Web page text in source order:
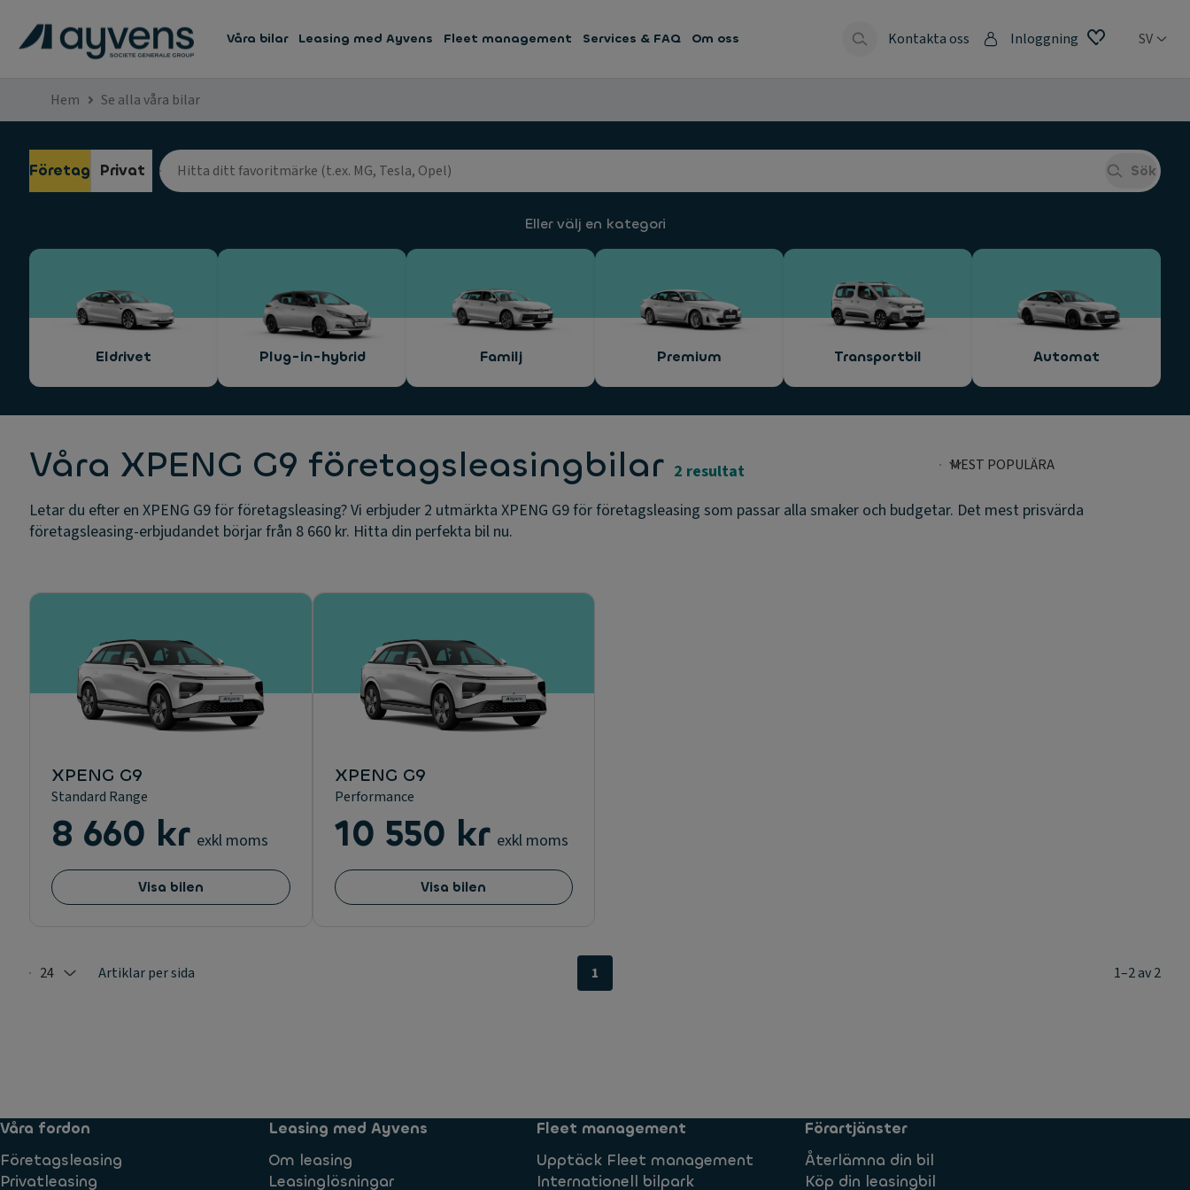
Våra bilar Leasing med Ayvens Fleet management Services & FAQ Om oss Kontakta oss Inloggning SV
Hem Se alla våra bilar
Företag Privat Sök
Eller välj en kategori
Eldrivet Plug-in-hybrid Familj Premium Transportbil Automat
Våra XPENG G9 företagsleasingbilar 2 resultat
Letar du efter en XPENG G9 för företagsleasing? Vi erbjuder 2 utmärkta XPENG G9 för företagsleasing som passar alla smaker och budgetar. Det mest prisvärda
företagsleasing-erbjudandet börjar från 8 660 kr. Hitta din perfekta bil nu.
XPENG G9
Standard Range
8 660 kr exkl moms
Visa bilen
XPENG G9
Performance
10 550 kr exkl moms
Visa bilen
Selected: 24
24 Artiklar per sida 1 1–2 av 2
Våra fordon
Företagsleasing
Privatleasing
Leasing med Ayvens
Om leasing
Leasinglösningar
Fleet management
Upptäck Fleet management
Internationell bilpark
Förartjänster
Återlämna din bil
Köp din leasingbil